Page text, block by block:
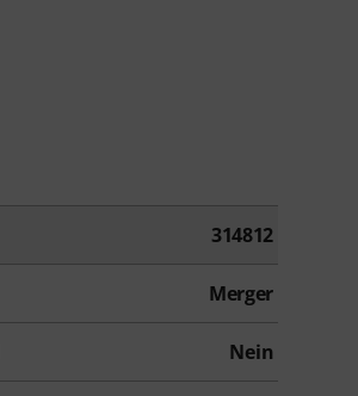
314812
Merger
Nein